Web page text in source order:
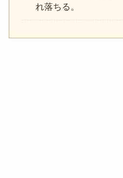
れ落ちる。